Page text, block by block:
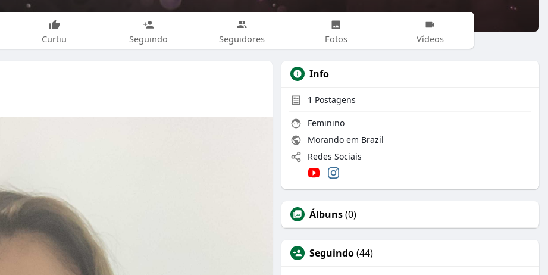
Curtiu Seguindo Seguidores Fotos Vídeos
Info
1 Postagens
Feminino
Morando em Brazil
Redes Sociais
Álbuns(0)
Seguindo(44)